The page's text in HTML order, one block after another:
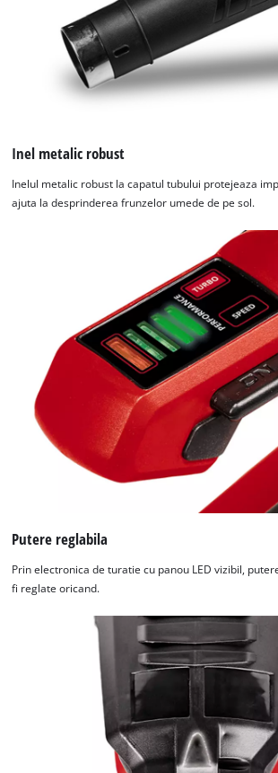
Avem nevoie de acordul
This content is not
to trackers that are not
visitor. The website owner
the site with their CMP to
to the list of
Powered by
Management
Inel metalic robust
Inelul metalic robust la capatul tubului protejeaza
ajuta la desprinderea frunzelor umede de pe sol.
Putere reglabila
Prin electronica de turatie cu panou LED vizibil,
fi reglate oricand.